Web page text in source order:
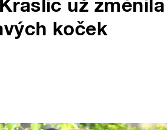
už
koček